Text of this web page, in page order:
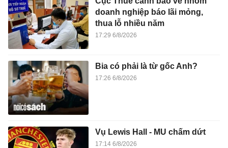
doanh nghiệp báo lãi mỏng,
thua lỗ nhiều năm
17:29 6/8/2026
Bia có phải là từ gốc Anh?
17:26 6/8/2026
Vụ Lewis Hall - MU chấm dứt
17:14 6/8/2026